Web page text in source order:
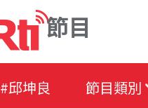
節目
#邱坤良 節目類別